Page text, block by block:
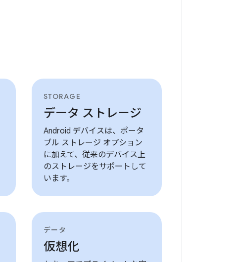
STORAGE
データ ストレージ
Android デバイスは、ポータ
ブル ストレージ オプション
に加えて、従来のデバイス上
のストレージをサポートして
います。
データ
仮想化